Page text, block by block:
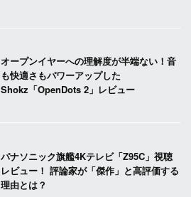
オープンイヤーへの理解度が半端ない！音
も快適さもパワーアップした
Shokz「OpenDots 2」レビュー
パナソニック旗艦4Kテレビ「Z95C」視聴
レビュー！ 評論家が「傑作」と高評価する
理由とは？